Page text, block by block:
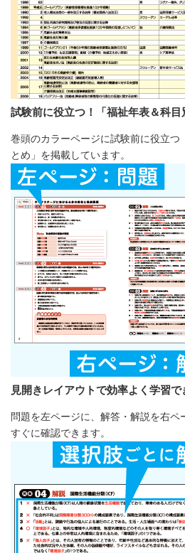
試験前に役立つ！「福祉年表＆科目
巻頭のカラーページに試験前に役立つ
とめ」を掲載しています。
見開きレイアウトで効率よく学習で
問題を左ページに、解答・解説を右ペ
すぐに確認できます。